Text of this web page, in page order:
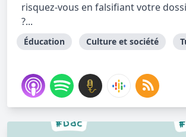
risquez-vous en falsifiant votre
?...
Éducation Culture et société